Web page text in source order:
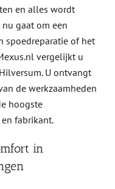
en alles wordt
gaat om een
spoedreparatie of het
vergelijkt u
U ontvangt
de werkzaamheden
hoogste
fabrikant.
in